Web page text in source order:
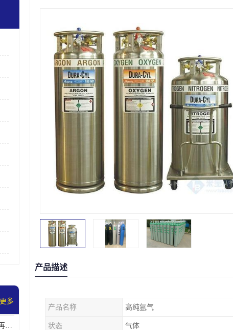
更多
北辰区氢气哪里有卖的 可再生 实验室应用
产品描述
产品名称 高纯氩气
状态 气体